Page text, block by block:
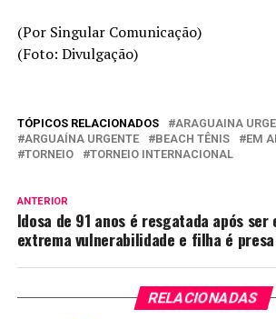
(Por Singular Comunicação)
(Foto: Divulgação)
TÓPICOS RELACIONADOS
ARAGUAINA
ARGUAÍNA URGENTE
BEACH TÊNIS
EM
TORNEIO
TORNEIO INTERNACIONAL
ANTERIOR
Idosa de 91 anos é resgatada após
extrema vulnerabilidade e filha é
RELACIONADAS